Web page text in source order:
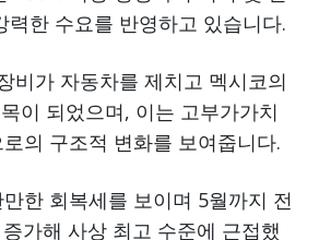
력한 수요를 반영하고 있습니다.
비가 자동차를 제치고 멕시코의
이 되었으며, 이는 고부가가치
의 구조적 변화를 보여줍니다.
한 회복세를 보이며 5월까지 전
가해 사상 최고 수준에 근접했